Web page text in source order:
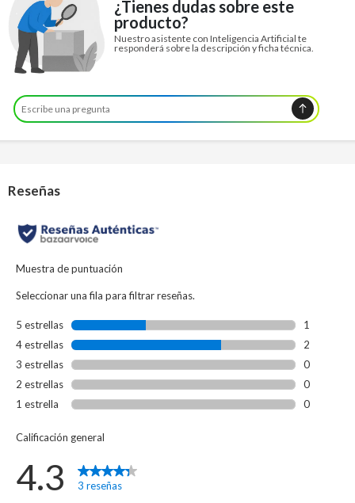
¿Tienes dudas sobre este
producto?
Nuestro asistente con Inteligencia Artificial te
responderá sobre la descripción y ficha técnica.